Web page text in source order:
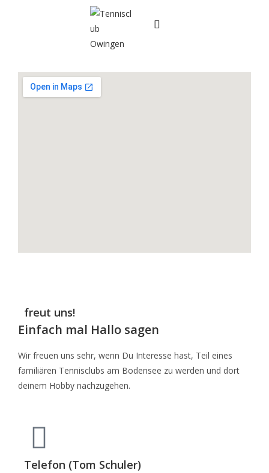
freut uns!
Einfach mal Hallo sagen
Wir freuen uns sehr, wenn Du Interesse hast, Teil eines
familiären Tennisclubs am Bodensee zu werden und dort
deinem Hobby nachzugehen.
Telefon (Tom Schuler)